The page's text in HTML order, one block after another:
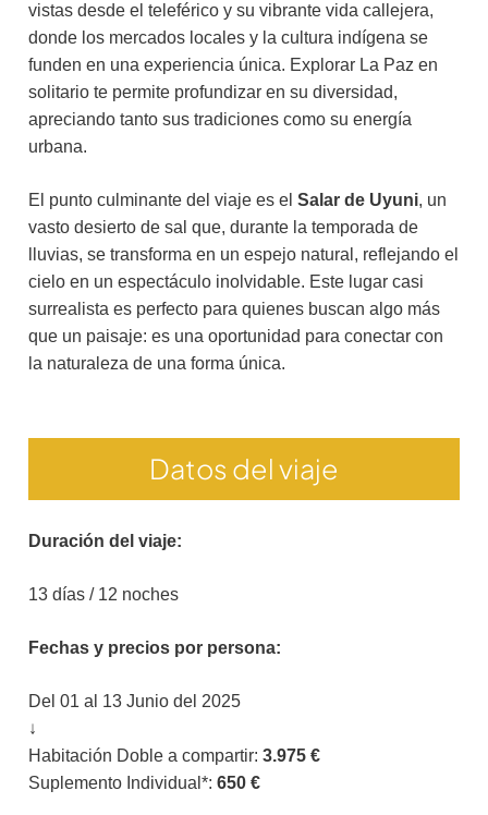
vistas desde el teleférico y su vibrante vida callejera,
donde los mercados locales y la cultura indígena se
funden en una experiencia única. Explorar La Paz en
solitario te permite profundizar en su diversidad,
apreciando tanto sus tradiciones como su energía
urbana.
El punto culminante del viaje es el Salar de Uyuni, un
vasto desierto de sal que, durante la temporada de
lluvias, se transforma en un espejo natural, reflejando el
cielo en un espectáculo inolvidable. Este lugar casi
surrealista es perfecto para quienes buscan algo más
que un paisaje: es una oportunidad para conectar con
la naturaleza de una forma única.
Datos del viaje
Duración del viaje:
13 días / 12 noches
Fechas y precios por persona:
Del 01 al 13 Junio del 2025
↓
Habitación Doble a compartir: 3.975 €
Suplemento Individual*: 650 €